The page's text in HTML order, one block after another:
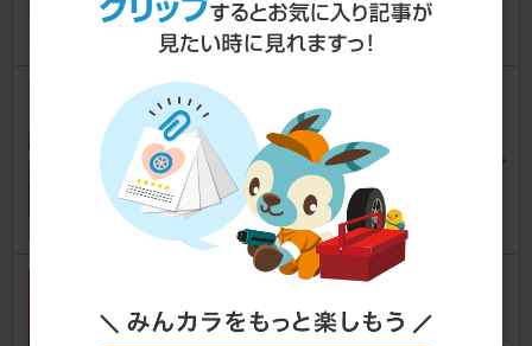
471
1
KeePer技研 フレッシュキーパ
タントファンクロス [LA650S/LA660S]
クワトロバジーナ008さん
14
0
TOYO TIRES OPEN COUNTR
Y R/T 155/65R14